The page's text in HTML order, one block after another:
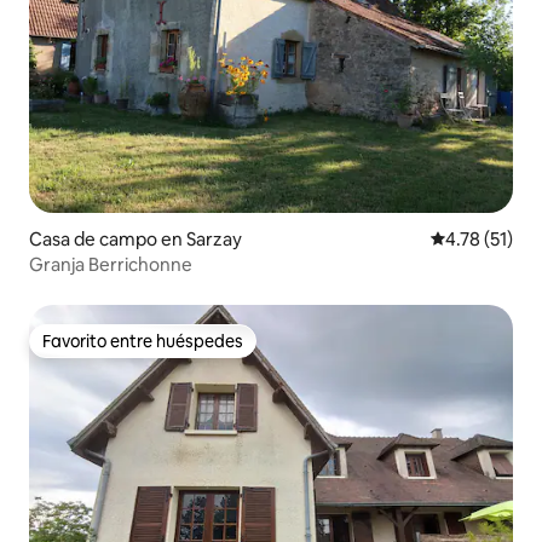
Casa de campo en Sarzay Calificación
4.78 (51)
Granja Berrichonne
Favorito entre huéspedes
Favorito entre huéspedes